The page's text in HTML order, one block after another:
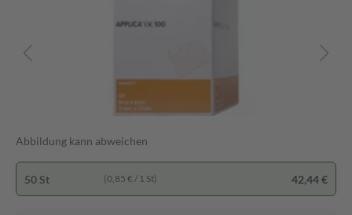
Abbildung kann abweichen
50 St (0,85 € / 1 St) 42,44 €